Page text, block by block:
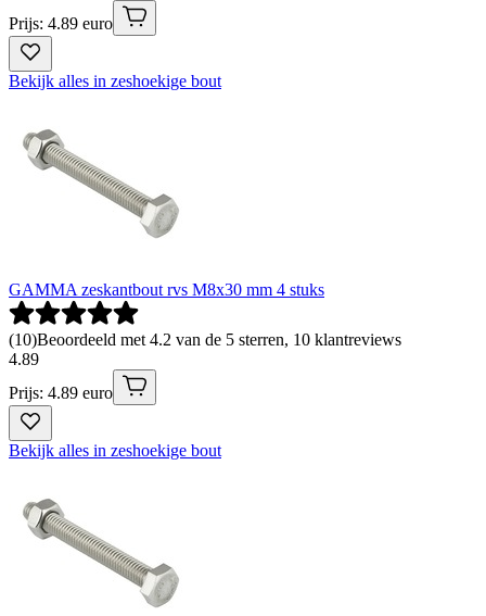
Prijs: 4.89 euro
Bekijk alles in zeshoekige bout
GAMMA zeskantbout rvs M8x30 mm 4 stuks
(10)Beoordeeld met 4.2 van de 5 sterren, 10 klantreviews
4.89
Prijs: 4.89 euro
Bekijk alles in zeshoekige bout